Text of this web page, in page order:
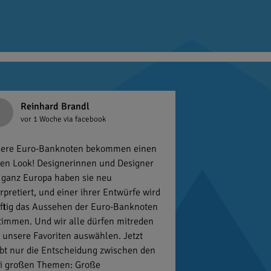
Reinhard Brandl
vor 1 Woche via facebook
Euro-Banknoten bekommen einen
Look! Designerinnen und Designer
Europa haben sie neu
und einer ihrer Entwürfe wird
das Aussehen der Euro-Banknoten
Und wir alle dürfen mitreden
unsere Favoriten auswählen. Jetzt
nur die Entscheidung zwischen den
großen Themen: Große